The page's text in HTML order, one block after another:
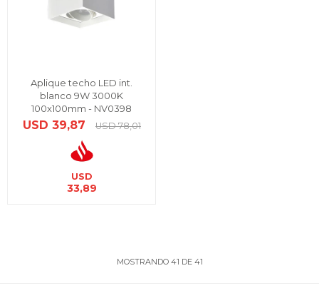
Aplique techo LED int.
blanco 9W 3000K
100x100mm - NV0398
USD 39,87 USD 78,01
USD
33,89
MOSTRANDO 41 DE 41